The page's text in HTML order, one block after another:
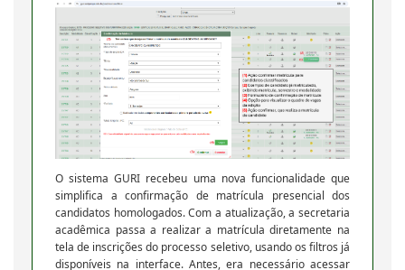
O sistema GURI recebeu uma nova funcionalidade que
simplifica a confirmação de matrícula presencial dos
candidatos homologados. Com a atualização, a secretaria
acadêmica passa a realizar a matrícula diretamente na
tela de inscrições do processo seletivo, usando os filtros já
disponíveis na interface. Antes, era necessário acessar